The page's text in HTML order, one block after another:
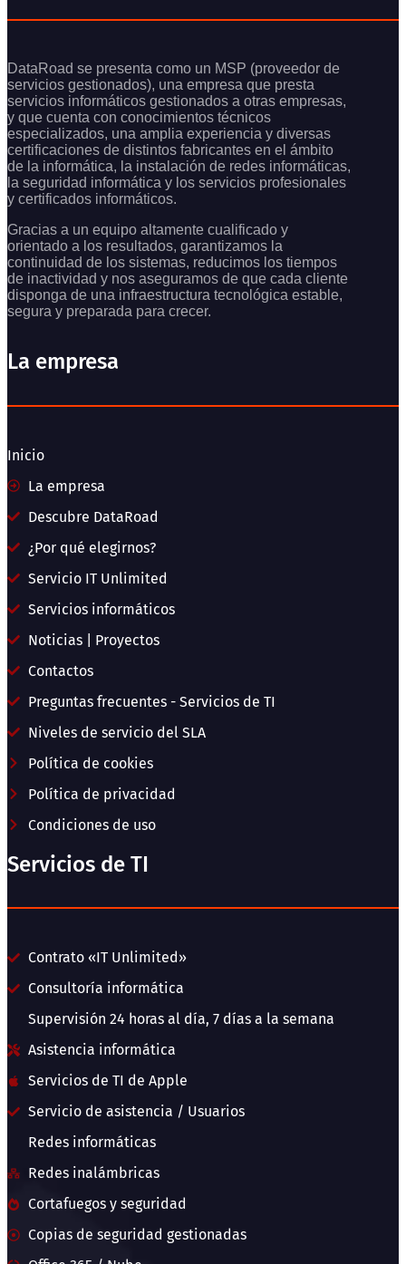
DataRoad se presenta como un MSP (proveedor de
servicios gestionados), una empresa que presta
servicios informáticos gestionados a otras empresas,
y que cuenta con conocimientos técnicos
especializados, una amplia experiencia y diversas
certificaciones de distintos fabricantes en el ámbito
de la informática, la instalación de redes informáticas,
la seguridad informática y los servicios profesionales
y certificados informáticos.
Gracias a un equipo altamente cualificado y
orientado a los resultados, garantizamos la
continuidad de los sistemas, reducimos los tiempos
de inactividad y nos aseguramos de que cada cliente
disponga de una infraestructura tecnológica estable,
segura y preparada para crecer.
La empresa
Inicio
La empresa
Descubre DataRoad
¿Por qué elegirnos?
Servicio IT Unlimited
Servicios informáticos
Noticias | Proyectos
Contactos
Preguntas frecuentes - Servicios de TI
Niveles de servicio del SLA
Política de cookies
Política de privacidad
Condiciones de uso
Servicios de TI
Contrato «IT Unlimited»
Consultoría informática
Supervisión 24 horas al día, 7 días a la semana
Asistencia informática
Servicios de TI de Apple
Servicio de asistencia / Usuarios
Redes informáticas
Redes inalámbricas
Cortafuegos y seguridad
Copias de seguridad gestionadas